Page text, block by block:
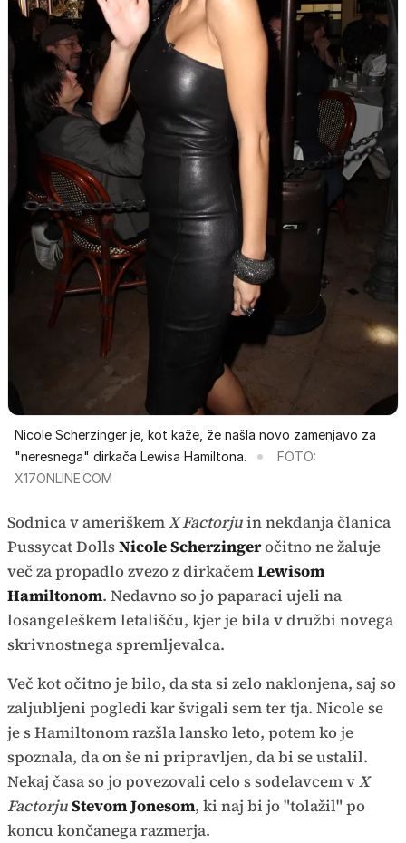
Nicole Scherzinger je, kot kaže, že našla novo zamenjavo za
"neresnega" dirkača Lewisa Hamiltona.
FOTO:
X17ONLINE.COM
Sodnica v ameriškemX Factorjuin nekdanja članica
Pussycat DollsNicole Scherzingeročitno ne žaluje
več za propadlo zvezo z dirkačemLewisom
Hamiltonom. Nedavno so jo paparaci ujeli na
losangeleškem letališču, kjer je bila v družbi novega
skrivnostnega spremljevalca.
Več kot očitno je bilo, da sta si zelo naklonjena, saj so
zaljubljeni pogledi kar švigali sem ter tja. Nicole se
je s Hamiltonom razšla lansko leto, potem ko je
spoznala, da on še ni pripravljen, da bi se ustalil.
Nekaj časa so jo povezovali celo s sodelavcem vX
FactorjuStevom Jonesom, ki naj bi jo "tolažil" po
koncu končanega razmerja.